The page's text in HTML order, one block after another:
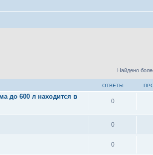
Найдено
ОТВЕТЫ
до 600 л находится в
0
0
0